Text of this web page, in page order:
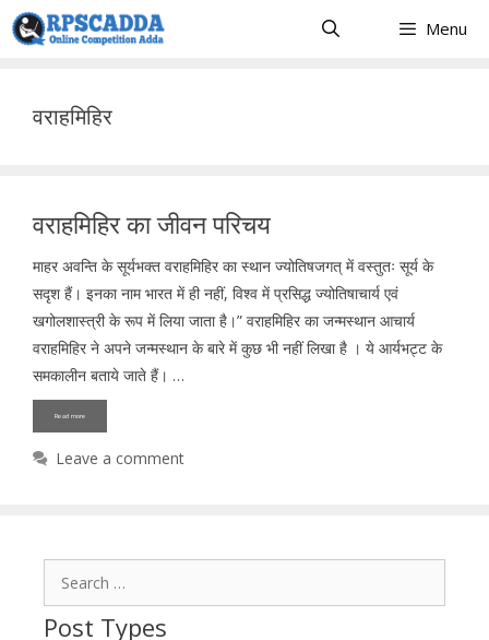
Skip
to
Menu
वराहमिहिर
वराहमिहिर का जीवन परिचय
माहर अवन्ति के सूर्यभक्त वराहमिहिर का स्थान ज्योतिषजगत् में वस्तुतः सूर्य के
सदृश हैं। इनका नाम भारत में ही नहीं, विश्व में प्रसिद्ध ज्योतिषाचार्य एवं
खगोलशास्त्री के रूप में लिया जाता है।” वराहमिहिर का जन्मस्थान आचार्य
वराहमिहिर ने अपने जन्मस्थान के बारे में कुछ भी नहीं लिखा है । ये आर्यभट्ट के
समकालीन बताये जाते हैं। …
Read more
Leave a comment
Post Types